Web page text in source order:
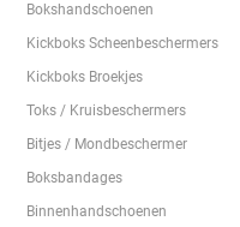
Bokshandschoenen
Kickboks Scheenbeschermers
Kickboks Broekjes
Toks / Kruisbeschermers
Bitjes / Mondbeschermer
Boksbandages
Binnenhandschoenen